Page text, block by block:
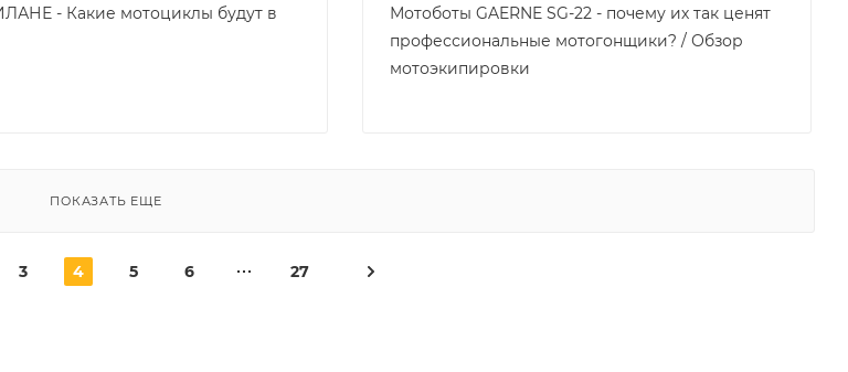
- Какие мотоциклы будут в
Мотоботы GAERNE SG-22 - почему их так ценят
профессиональные мотогонщики? / Обзор
мотоэкипировки
ПОКАЗАТЬ ЕЩЕ
3 4 5 6 27